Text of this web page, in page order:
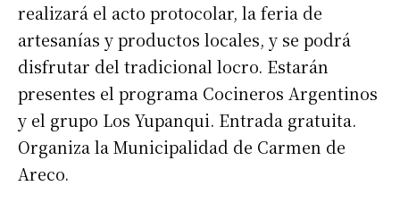
realizará el acto protocolar, la feria de
artesanías y productos locales, y se podrá
disfrutar del tradicional locro. Estarán
presentes el programa Cocineros Argentinos
y el grupo Los Yupanqui. Entrada gratuita.
Organiza la Municipalidad de Carmen de
Areco.